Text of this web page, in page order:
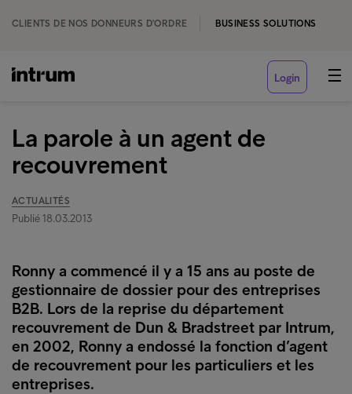
CLIENTS DE NOS DONNEURS D'ORDRE BUSINESS SOLUTIONS
Login
La parole à un agent de
recouvrement
ACTUALITÉS
Publié 18.03.2013
Ronny a commencé il y a 15 ans au poste de
gestionnaire de dossier pour des entreprises
B2B. Lors de la reprise du département
recouvrement de Dun & Bradstreet par Intrum,
en 2002, Ronny a endossé la fonction d’agent
de recouvrement pour les particuliers et les
entreprises.